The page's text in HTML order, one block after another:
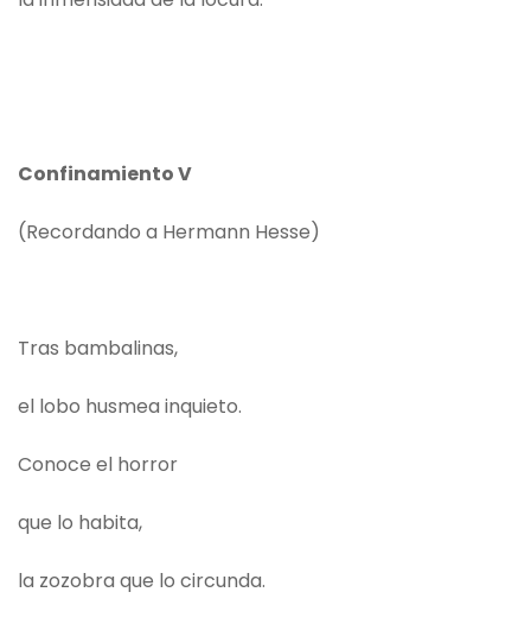
Confinamiento V
(Recordando a Hermann Hesse)
Tras bambalinas,
el lobo husmea inquieto.
Conoce el horror
que lo habita,
la zozobra que lo circunda.